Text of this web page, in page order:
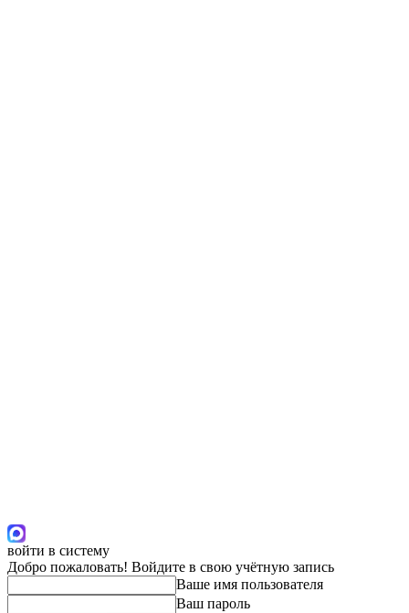
войти в систему
Добро пожаловать! Войдите в свою учётную запись
Ваше имя пользователя
Ваш пароль